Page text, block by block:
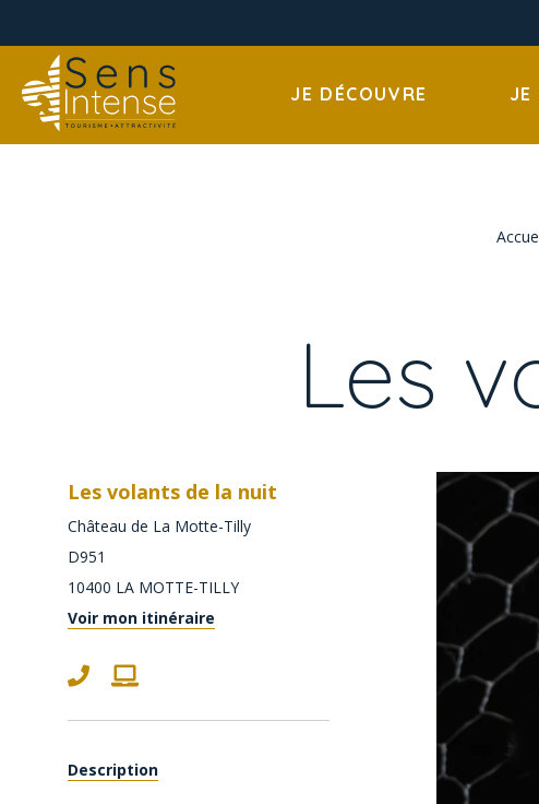
JE DÉCOUVRE JE
Les
Les volants de la nuit
Château de La Motte-Tilly
D951
10400 LA MOTTE-TILLY
Voir mon itinéraire
Description